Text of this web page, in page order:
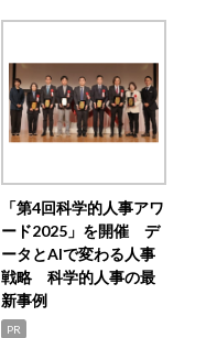
「第4回科学的人事アワ
ード2025」を開催 デ
ータとAIで変わる人事
戦略 科学的人事の最
新事例
PR